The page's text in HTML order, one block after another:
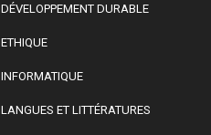
DÉVELOPPEMENT DURABLE
ETHIQUE
INFORMATIQUE
LANGUES ET LITTÉRATURES